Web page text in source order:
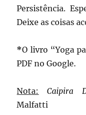
Persistência.
Deixe as coisas
*O livro “Yoga
PDF no Google.
Nota: Caipira
Malfatti